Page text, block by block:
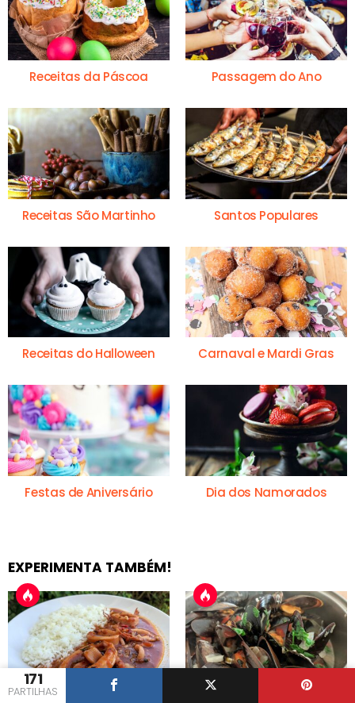
171
PARTILHAS
Receitas da Páscoa Passagem do Ano
Receitas São Martinho Santos Populares
Receitas do Halloween Carnaval e Mardi Gras
Festas de Aniversário Dia dos Namorados
EXPERIMENTA TAMBÉM!
Lulas Guisadas à